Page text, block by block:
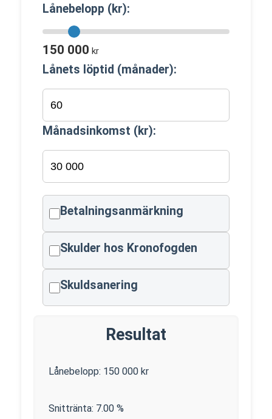
Lånebelopp (kr):
150 000 kr
Lånets löptid (månader):
Månadsinkomst (kr):
Betalningsanmärkning
Skulder hos Kronofogden
Skuldsanering
Resultat
Lånebelopp: 150 000 kr
Snittränta: 7.00 %